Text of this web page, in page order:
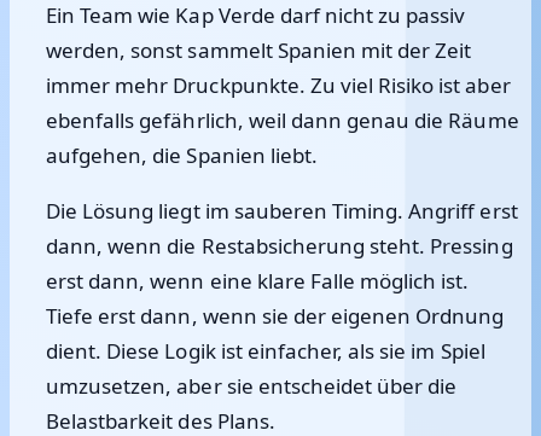
Ein Team wie Kap Verde darf nicht zu passiv
werden, sonst sammelt Spanien mit der Zeit
immer mehr Druckpunkte. Zu viel Risiko ist aber
ebenfalls gefährlich, weil dann genau die Räume
aufgehen, die Spanien liebt.
Die Lösung liegt im sauberen Timing. Angriff erst
dann, wenn die Restabsicherung steht. Pressing
erst dann, wenn eine klare Falle möglich ist.
Tiefe erst dann, wenn sie der eigenen Ordnung
dient. Diese Logik ist einfacher, als sie im Spiel
umzusetzen, aber sie entscheidet über die
Belastbarkeit des Plans.